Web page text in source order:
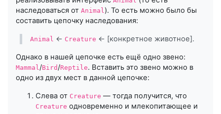
наследоваться от Animal). То есть можно было бы
составить цепочку наследования:
Animal ← Creature ← [конкретное животное].
Однако в нашей цепочке есть ещё одно звено:
Mammal/Bird /Reptile. Вставить это звено можно в
одно из двух мест в данной цепочке:
Слева от Creature — тогда получится, что
Creature одновременно и млекопитающее и